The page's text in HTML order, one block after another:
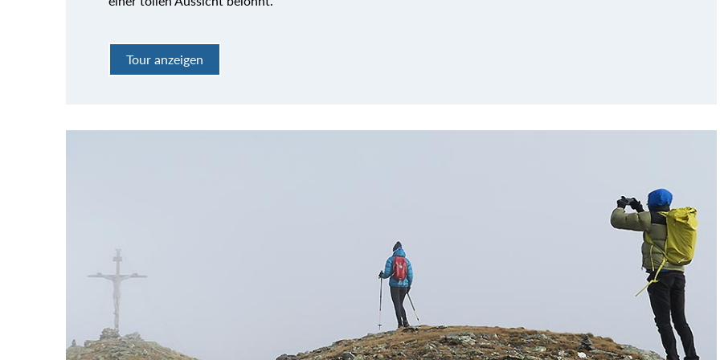
Tour anzeigen